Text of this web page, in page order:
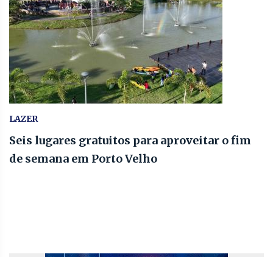
LAZER
Seis lugares gratuitos para aproveitar o fim
de semana em Porto Velho